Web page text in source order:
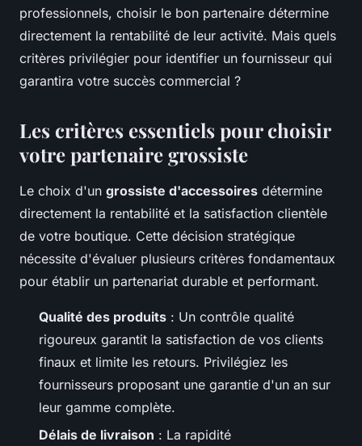
professionnels, choisir le bon partenaire détermine
directement la rentabilité de leur activité. Mais quels
critères privilégier pour identifier un fournisseur qui
garantira votre succès commercial ?
Les critères essentiels pour choisir
votre partenaire grossiste
Le choix d'un grossiste d'accessoires détermine
directement la rentabilité et la satisfaction clientèle
de votre boutique. Cette décision stratégique
nécessite d'évaluer plusieurs critères fondamentaux
pour établir un partenariat durable et performant.
Qualité des produits : Un contrôle qualité
rigoureux garantit la satisfaction de vos clients
finaux et limite les retours. Privilégiez les
fournisseurs proposant une garantie d'un an sur
leur gamme complète.
Délais de livraison : La rapidité